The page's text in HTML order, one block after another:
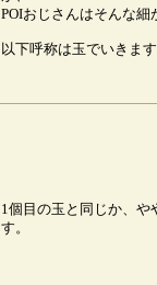
POIおじさんはそんな
以下呼称は玉でいきま
1個目の玉と同じか、や
す。